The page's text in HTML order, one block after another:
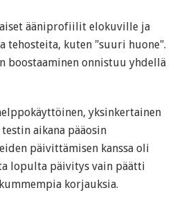
ääniprofiilit elokuville ja
tehosteita, kuten "suuri huone".
boostaaminen onnistuu yhdellä
yksinkertainen
aikana pääosin
päivittämisen kanssa oli
lopulta päivitys vain päätti
korjauksia.